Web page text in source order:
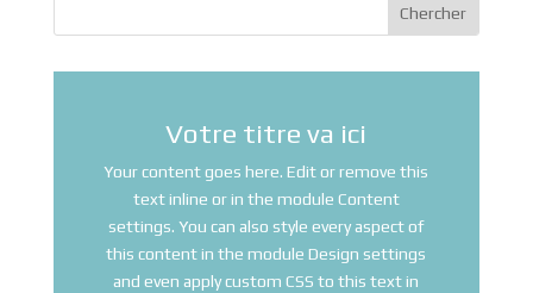
Votre titre va ici
Your content goes here. Edit or remove this
text inline or in the module Content
settings. You can also style every aspect of
this content in the module Design settings
and even apply custom CSS to this text in